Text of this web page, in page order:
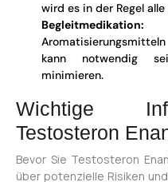
wird es in der Regel
Begleitmedikation:
kann notwendig
minimieren.
Wichtige
Testosteron
Bevor Sie Testosteron
über potenzielle Risiken